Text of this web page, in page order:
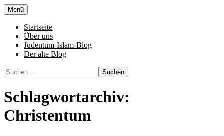
Zum
Inhalt
springen
Al-Adala.de
von allem
Menü
Startseite
Über uns
Judentum-Islam-Blog
Der alte Blog
Suchen
nach:
Schlagwortarchiv:
Christentum